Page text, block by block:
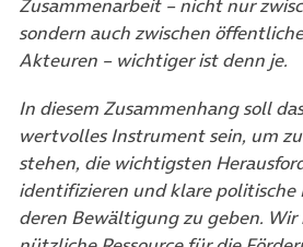
Zusammenarbeit – nicht nur
sondern auch zwischen
Akteuren – wichtiger ist denn je.
In diesem Zusammenhang soll
wertvolles Instrument sein, um
stehen, die wichtigsten
identifizieren und klare politische
deren Bewältigung zu geben. Wir